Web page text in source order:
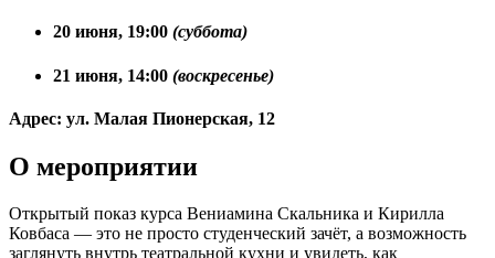
20 июня, 19:00 (суббота)
21 июня, 14:00 (воскресенье)
Адрес: ул. Малая Пионерская, 12
О мероприятии
Открытый показ курса Вениамина Скальника и Кирилла
Ковбаса — это не просто студенческий зачёт, а возможность
заглянуть внутрь театральной кухни и увидеть, как